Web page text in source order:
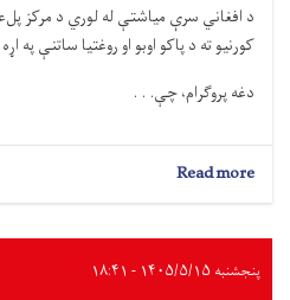
د افغاني سرې میاشتې له لوري د مرکز
کورنیو ته د پاکو اوبو او روغتیا ساتنې په
دغه پروګرام، چې. . .
Read more
لوګر؛
کورنیو
ته
پنجشنبه ۱۴۰۵/۵/۱۵ - ۱۸:۴۱